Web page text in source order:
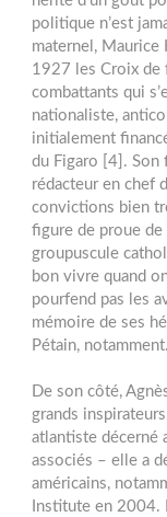
politique n’est
maternel, Maurice
1927 les Croix de
combattants qui
nationaliste,
initialement
du Figaro [4]. Son
rédacteur en chef
convictions bien
figure de proue de
groupuscule
bon vivre quand
pourfend pas les
mémoire de ses
Pétain, notamment.
De son côté,
grands
atlantiste décerné
associés – elle a
américains,
Institute en 2004.